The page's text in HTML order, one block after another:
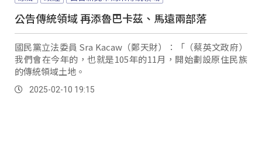
公告傳統領域 再添魯巴卡茲、馬遠兩部落
國民黨立法委員 Sra Kacaw（鄭天財）：「（蔡英文政府）
我們會在今年的，也就是105年的11月，開始劃設原住民族
的傳統領域土地。
2025-02-10 19:15